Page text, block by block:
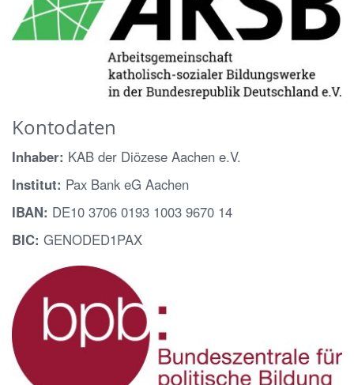
Kontodaten
Inhaber: KAB der Diözese Aachen e.V.
Institut: Pax Bank eG Aachen
IBAN: DE10 3706 0193 1003 9670 14
BIC: GENODED1PAX